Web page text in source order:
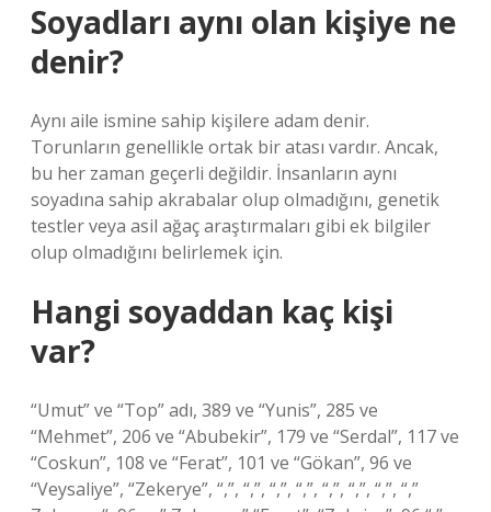
Soyadları aynı olan kişiye ne
denir?
Aynı aile ismine sahip kişilere adam denir.
Torunların genellikle ortak bir atası vardır. Ancak,
bu her zaman geçerli değildir. İnsanların aynı
soyadına sahip akrabalar olup olmadığını, genetik
testler veya asil ağaç araştırmaları gibi ek bilgiler
olup olmadığını belirlemek için.
Hangi soyaddan kaç kişi
var?
“Umut” ve “Top” adı, 389 ve “Yunis”, 285 ve
“Mehmet”, 206 ve “Abubekir”, 179 ve “Serdal”, 117 ve
“Coskun”, 108 ve “Ferat”, 101 ve “Gökan”, 96 ve
“Veysaliye”, “Zekerye”, “,”, “,”, “,”, “,”, “,”, “,”, “,”, “,”